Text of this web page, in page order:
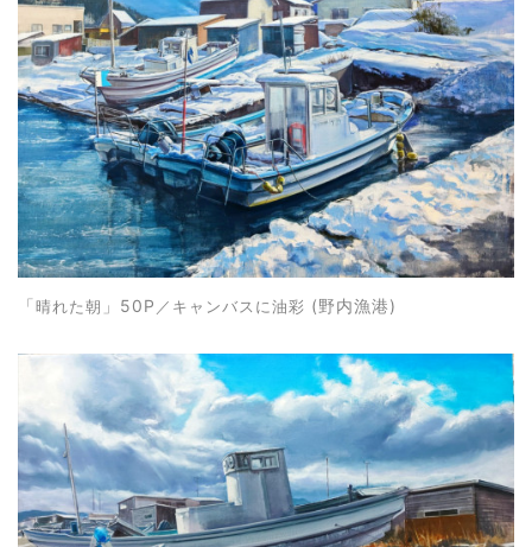
「 晴れた朝 」50P ／キャンバスに油彩 (野内漁港)